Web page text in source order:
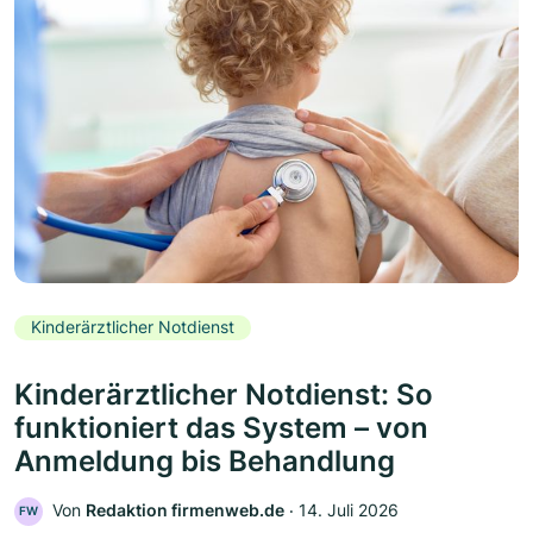
Kinderärztlicher Notdienst
Kinderärztlicher Notdienst: So
funktioniert das System – von
Anmeldung bis Behandlung
FW Von Redaktion firmenweb.de ‧ 14. Juli 2026